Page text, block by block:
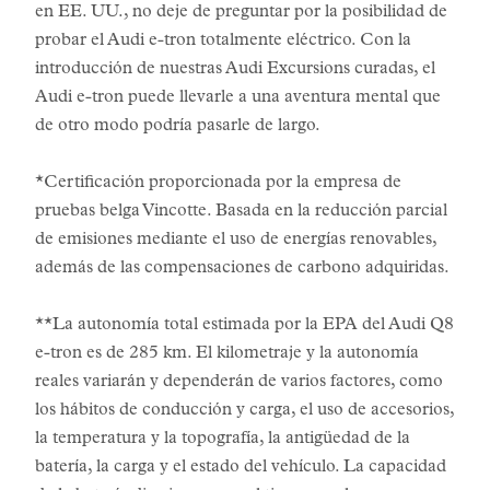
en EE. UU., no deje de preguntar por la posibilidad de
probar el Audi e-tron totalmente eléctrico. Con la
introducción de nuestras Audi Excursions curadas, el
Audi e-tron puede llevarle a una aventura mental que
de otro modo podría pasarle de largo.
*Certificación proporcionada por la empresa de
pruebas belga Vincotte. Basada en la reducción parcial
de emisiones mediante el uso de energías renovables,
además de las compensaciones de carbono adquiridas.
**La autonomía total estimada por la EPA del Audi Q8
e-tron es de 285 km. El kilometraje y la autonomía
reales variarán y dependerán de varios factores, como
los hábitos de conducción y carga, el uso de accesorios,
la temperatura y la topografía, la antigüedad de la
batería, la carga y el estado del vehículo. La capacidad